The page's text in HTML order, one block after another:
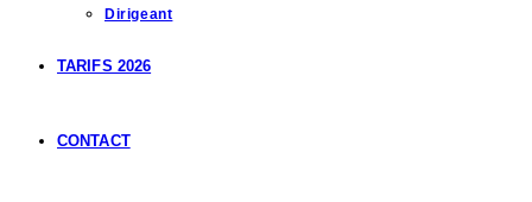
Dirigeant
TARIFS 2026
CONTACT